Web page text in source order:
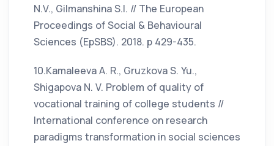
N.V., Gilmanshina S.I. // The European
Proceedings of Social & Behavioural
Sciences (EpSBS). 2018. p 429-435.
10.Kamaleeva A. R., Gruzkova S. Yu.,
Shigapova N. V. Problem of quality of
vocational training of college students //
International conference on research
paradigms transformation in social sciences